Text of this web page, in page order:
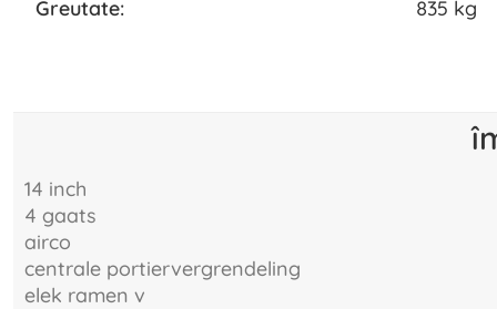
greutate: 835 kg
14 inch
4 gaats
airco
centrale portiervergrendeling
elek ramen v